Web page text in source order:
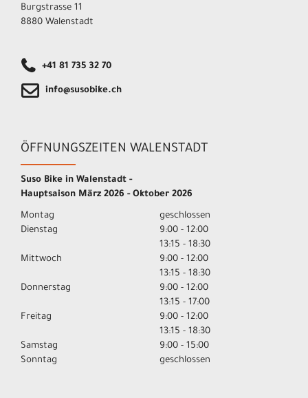
Burgstrasse 11
8880 Walenstadt
+41 81 735 32 70
info@susobike.ch
ÖFFNUNGSZEITEN WALENSTADT
Suso Bike in Walenstadt -
Hauptsaison März 2026 - Oktober 2026
Montag
geschlossen
Dienstag
9:00 - 12:00
13:15 - 18:30
Mittwoch
9:00 - 12:00
13:15 - 18:30
Donnerstag
9:00 - 12:00
13:15 - 17:00
Freitag
9:00 - 12:00
13:15 - 18:30
Samstag
9:00 - 15:00
Sonntag
geschlossen